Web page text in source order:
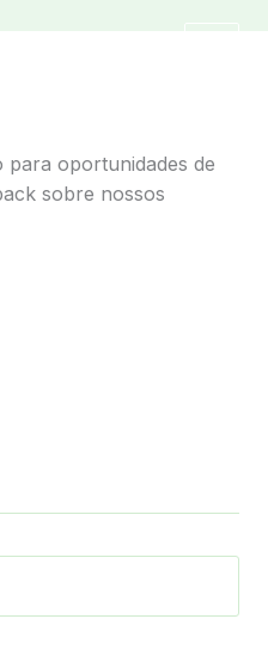
oportunidades de
sobre nossos